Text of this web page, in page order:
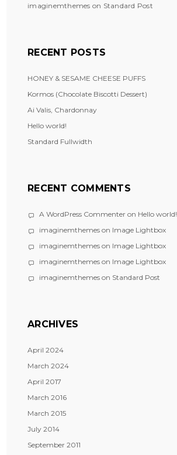
imaginemthemes on Standard Post
RECENT POSTS
HONEY & SESAME CHEESE PUFFS
Kormos (Chocolate Biscotti Dessert)
Ai Valis, Chardonnay
Hello world!
Standard Fullwidth
RECENT COMMENTS
A WordPress Commenter on Hello world!
imaginemthemes on Image Lightbox
imaginemthemes on Image Lightbox
imaginemthemes on Image Lightbox
imaginemthemes on Standard Post
ARCHIVES
April 2024
March 2024
April 2017
March 2016
March 2015
July 2014
September 2011